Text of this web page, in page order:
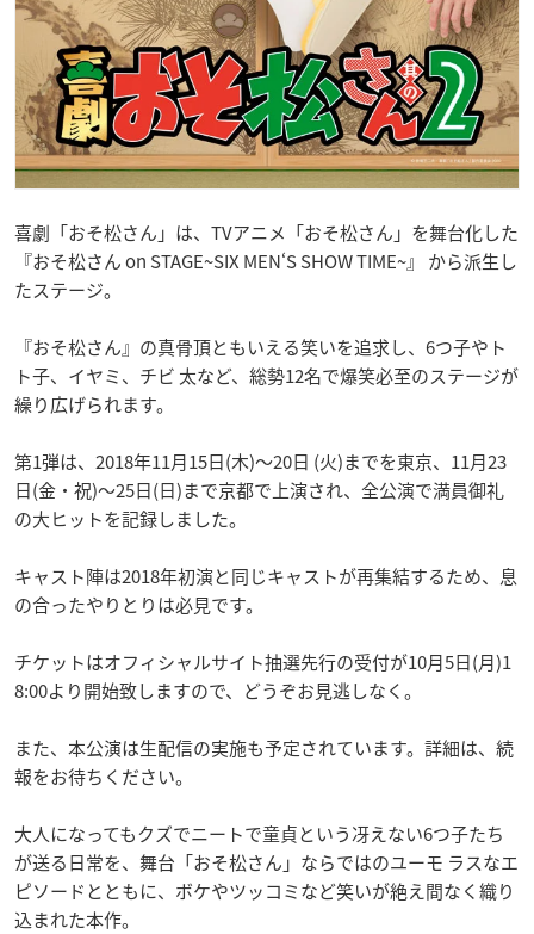
喜劇「おそ松さん」は、TVアニメ「おそ松さん」を舞台化した
『おそ松さん on STAGE~SIX MEN‘S SHOW TIME~』 から派生し
たステージ。
『おそ松さん』の真骨頂ともいえる笑いを追求し、6つ子やト
ト子、イヤミ、チビ 太など、総勢12名で爆笑必至のステージが
繰り広げられます。
第1弾は、2018年11月15日(木)〜20日 (火)までを東京、11月23
日(金・祝)〜25日(日)まで京都で上演され、全公演で満員御礼
の大ヒットを記録しました。
キャスト陣は2018年初演と同じキャストが再集結するため、息
の合ったやりとりは必見です。
チケットはオフィシャルサイト抽選先行の受付が10月5日(月)1
8:00より開始致しますので、どうぞお見逃しなく。
また、本公演は生配信の実施も予定されています。詳細は、続
報をお待ちください。
大人になってもクズでニートで童貞という冴えない6つ子たち
が送る日常を、舞台「おそ松さん」ならではのユーモ ラスなエ
ピソードとともに、ボケやツッコミなど笑いが絶え間なく織り
込まれた本作。